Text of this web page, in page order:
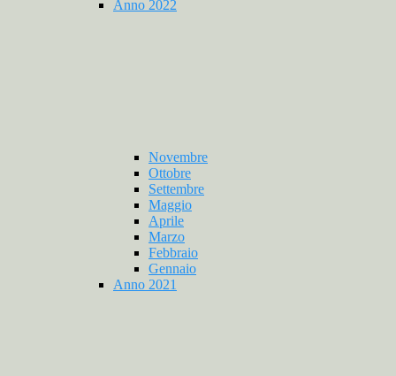
Anno 2022
Novembre
Ottobre
Settembre
Maggio
Aprile
Marzo
Febbraio
Gennaio
Anno 2021